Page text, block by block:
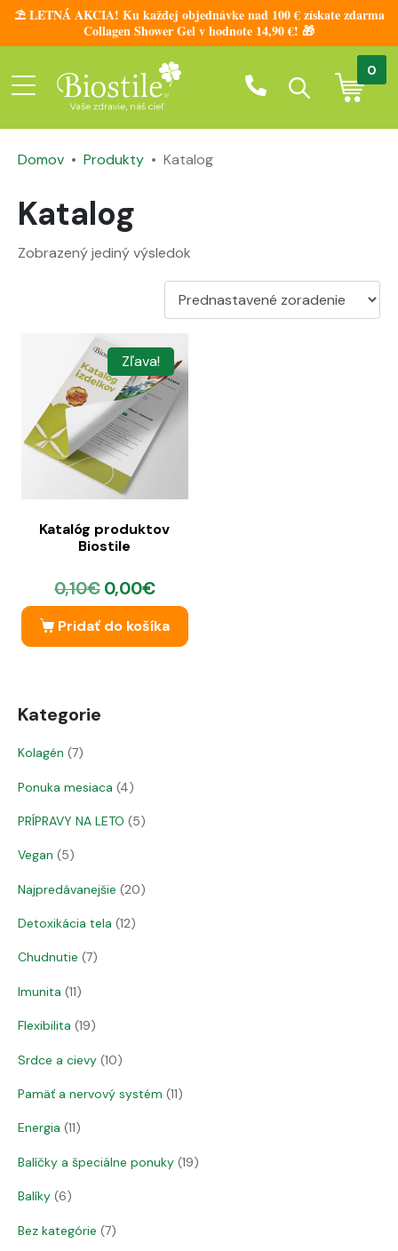
⛱️ LETNÁ AKCIA! Ku každej objednávke nad 100 € získate zdarma
Collagen Shower Gel v hodnote 14,90 €! 🎁
0
Domov Produkty Katalog
Katalog
Zobrazený jediný výsledok
Zľava!
Katalóg produktov
Biostile
0,10€ 0,00€
Pridať do košíka
Kategorie
Kolagén 7
Ponuka mesiaca 4
PRÍPRAVY NA LETO 5
Vegan 5
Najpredávanejšie 20
Detoxikácia tela 12
Chudnutie 7
Imunita 11
Flexibilita 19
Srdce a cievy 10
Pamäť a nervový systém 11
Energia 11
Balíčky a špeciálne ponuky 19
Balíky 6
Bez kategórie 7